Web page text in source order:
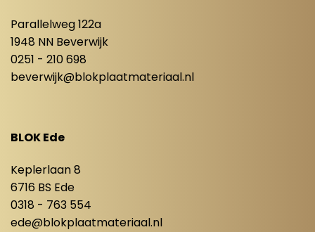
Parallelweg 122a
1948 NN Beverwijk
0251 - 210 698
beverwijk@blokplaatmateriaal.nl
BLOK Ede
Keplerlaan 8
6716 BS Ede
0318 - 763 554
ede@blokplaatmateriaal.nl